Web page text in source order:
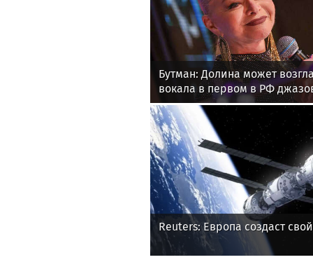
Бутман: Долина может
вокала в первом в РФ
Reuters: Европа создаст